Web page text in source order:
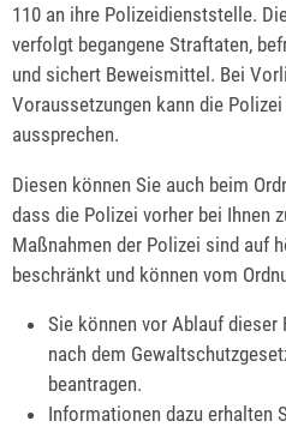
110 an ihre Polizeidienststelle.
verfolgt begangene Straftaten,
und sichert Beweismittel. Bei
Voraussetzungen kann die
aussprechen.
Diesen können Sie auch beim
dass die Polizei vorher bei Ihnen
Maßnahmen der Polizei sind auf
beschränkt und können vom
Sie können vor Ablauf dieser
nach dem
beantragen.
Informationen dazu erhalten